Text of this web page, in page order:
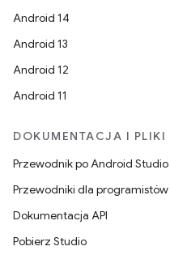
Android 14
Android 13
Android 12
Android 11
DOKUMENTACJA I PLIKI
Przewodnik po Android Studio
Przewodniki dla programistów
Dokumentacja API
Pobierz Studio